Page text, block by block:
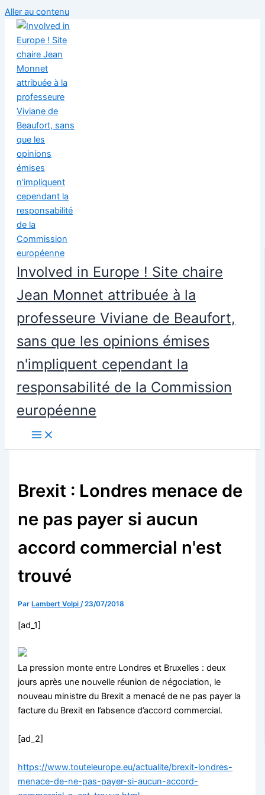
Aller au contenu
Involved in Europe ! Site chaire
Jean Monnet attribuée à la
professeure Viviane de Beaufort,
sans que les opinions émises
n'impliquent cependant la
responsabilité de la Commission
européenne
Brexit : Londres menace de
ne pas payer si aucun
accord commercial n'est
trouvé
Par Lambert Volpi/23/07/2018
[ad_1]
La pression monte entre Londres et Bruxelles : deux
jours après une nouvelle réunion de négociation, le
nouveau ministre du Brexit a menacé de ne pas payer la
facture du Brexit en l’absence d’accord commercial.
[ad_2]
https://www.touteleurope.eu/actualite/brexit-londres-
menace-de-ne-pas-payer-si-aucun-accord-